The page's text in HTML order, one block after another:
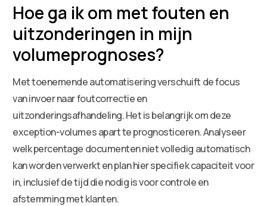
Hoe ga ik om met fouten en
uitzonderingen in mijn
volumeprognoses?
Met toenemende automatisering verschuift de focus
van invoer naar foutcorrectie en
uitzonderingsafhandeling. Het is belangrijk om deze
exception-volumes apart te prognosticeren. Analyseer
welk percentage documenten niet volledig automatisch
kan worden verwerkt en plan hier specifiek capaciteit voor
in, inclusief de tijd die nodig is voor controle en
afstemming met klanten.